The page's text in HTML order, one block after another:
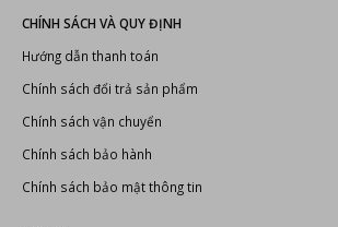
CHÍNH SÁCH VÀ QUY ĐỊNH
Hướng dẫn thanh toán
Chính sách đổi trả sản phẩm
Chính sách vận chuyển
Chính sách bảo hành
Chính sách bảo mật thông tin